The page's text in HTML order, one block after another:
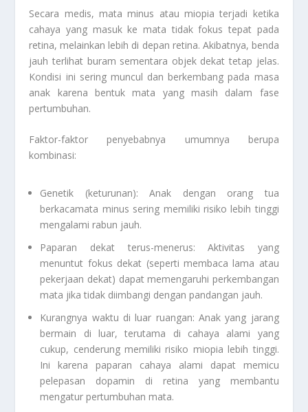
Secara medis, mata minus atau miopia terjadi ketika
cahaya yang masuk ke mata tidak fokus tepat pada
retina, melainkan lebih di depan retina. Akibatnya, benda
jauh terlihat buram sementara objek dekat tetap jelas.
Kondisi ini sering muncul dan berkembang pada masa
anak karena bentuk mata yang masih dalam fase
pertumbuhan.
Faktor-faktor penyebabnya umumnya berupa
kombinasi:
Genetik (keturunan): Anak dengan orang tua
berkacamata minus sering memiliki risiko lebih tinggi
mengalami rabun jauh.
Paparan dekat terus-menerus: Aktivitas yang
menuntut fokus dekat (seperti membaca lama atau
pekerjaan dekat) dapat memengaruhi perkembangan
mata jika tidak diimbangi dengan pandangan jauh.
Kurangnya waktu di luar ruangan: Anak yang jarang
bermain di luar, terutama di cahaya alami yang
cukup, cenderung memiliki risiko miopia lebih tinggi.
Ini karena paparan cahaya alami dapat memicu
pelepasan dopamin di retina yang membantu
mengatur pertumbuhan mata.